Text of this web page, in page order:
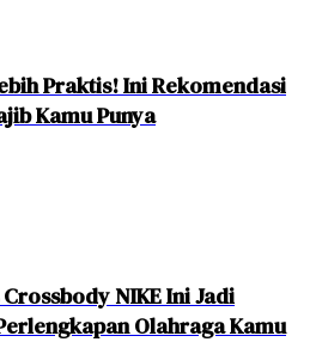
Praktis! Ini Rekomendasi
Kamu Punya
NIKE Ini Jadi
Olahraga Kamu